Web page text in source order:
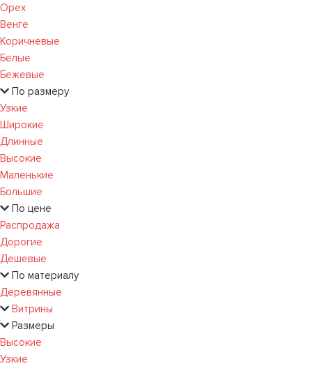
Орех
Венге
Коричневые
Белые
Бежевые
По размеру
Узкие
Широкие
Длинные
Высокие
Маленькие
Большие
По цене
Распродажа
Дорогие
Дешевые
По материалу
Деревянные
Витрины
Размеры
Высокие
Узкие